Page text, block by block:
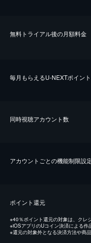
無料トライアル後の⽉額料金
毎⽉もらえるU-NEXTポイント
同時視聴アカウント数
アカウントごとの機能制限設
ポイント還元
※40％ポイント還元の対象は、クレ
※iOSアプリのUコイン決済による作
※還元の対象外となる決済方法や商